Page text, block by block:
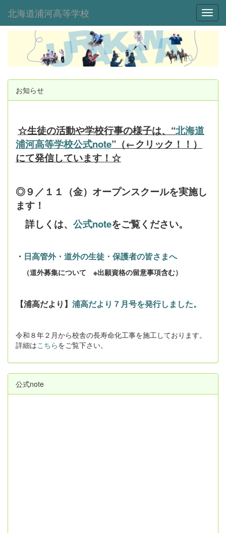
北海道浦河高等学校
お知らせ
☆生徒の活動や学校行事の様子は、“北海道
浦河高等学校公式note”（←クリック！！）
にて発信しています！☆
◎９／１１（金）オープンスクールを実施し
ます！
詳しくは、 公式noteをご覧ください。
・ 日高管外・道外の生徒・保護者の皆さまへ
（道外募集について ※出願資格の留意事項含む）
【浦高だより】 浦高だより７月号を発行しました。
令和８年２月から校舎の長寿命化工事を施工しております。
詳細はこちらをご覧下さい。
公式note